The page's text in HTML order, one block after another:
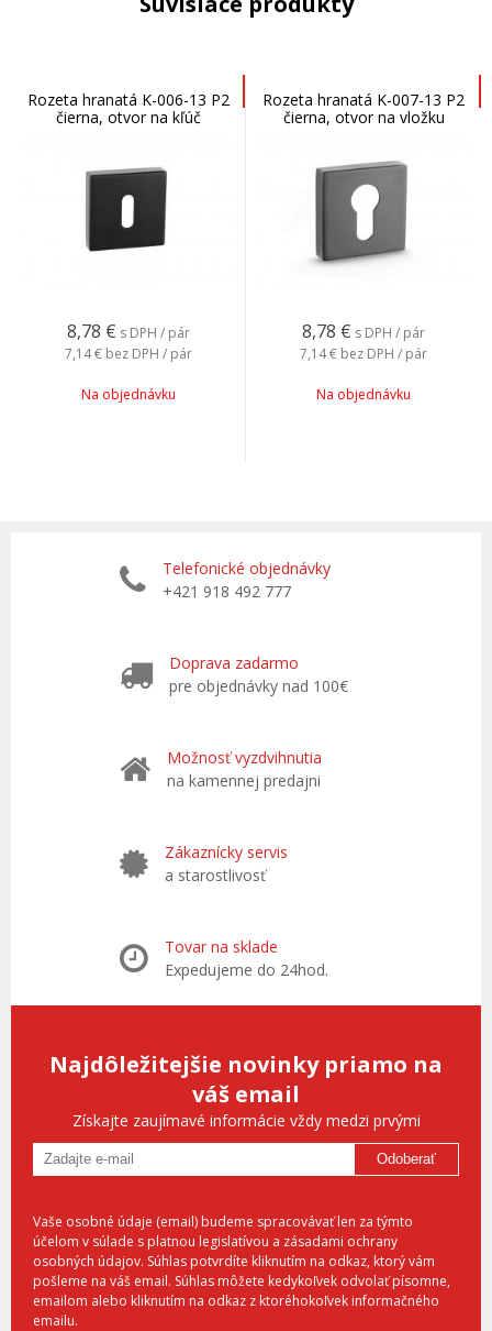
Rozeta hranatá K-006-13 P2
čierna, otvor na kľúč
8,78 € s DPH / pár
7,14 € bez DPH / pár
Na objednávku
Rozeta hranatá K-007-13 P2
čierna, otvor na vložku
8,78 € s DPH / pár
7,14 € bez DPH / pár
Na objednávku
Telefonické objednávky
+421 918 492 777
Doprava zadarmo
pre objednávky nad 100€
Možnosť vyzdvihnutia
na kamennej predajni
Zákaznícky servis
a starostlivosť
Tovar na sklade
Expedujeme do 24hod.
Najdôležitejšie novinky priamo na
váš email
Získajte zaujímavé informácie vždy medzi prvými
Odoberať
Vaše osobné údaje (email) budeme spracovávať len za týmto
účelom v súlade s platnou legislatívou a zásadami ochrany
osobných údajov. Súhlas potvrdíte kliknutím na odkaz, ktorý vám
pošleme na váš email. Súhlas môžete kedykoľvek odvolať písomne,
emailom alebo kliknutím na odkaz z ktoréhokoľvek informačného
emailu.